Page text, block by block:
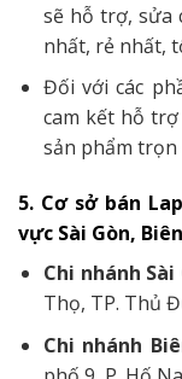
sẽ hỗ trợ, sửa
nhất, rẻ nhất,
Đối với các
cam kết hỗ
sản phẩm trọn
5. Cơ sở bán
vực Sài Gòn,
Chi nhánh
Thọ, TP. Thủ
Chi nhánh